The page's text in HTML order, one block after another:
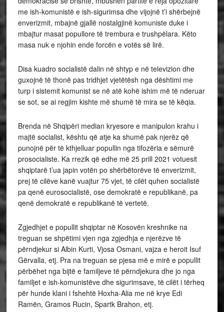
me ish-komunistë e ish-sigurimsa dhe vijojnë t’i shërbejnë
enverizmit, mbajnë gjallë nostalgjinë komuniste duke i
mbajtur masat popullore të trembura e trushpëlara. Këto
masa nuk e njohin ende forcën e votës së lirë.
Disa kuadro socialistë dalin në shtyp e në televizion dhe
guxojnë të thonë pas tridhjet vjetëtësh nga dështimi me
turp i sistemit komunist se në atë kohë ishim më të nderuar
se sot, se ai regjim kishte më shumë të mira se të këqia.
Brenda në Shqipëri median kryesore e manipulon krahu i
majtë socialist, kështu që atje ka shumë pak njerëz që
punojnë për të kthjelluar popullin nga tifozëria e sëmurë
prosocialiste. Ka rrezik që edhe më 25 prill 2021 votuesit
shqiptarë t’ua japin votën po shërbëtorëve të enverizmit,
prej të cilëve kanë vuajtur 75 vjet, të cilët quhen socialistë
pa qenë eurosocialistë, ose demokratë e republikanë, pa
qenë demokratë e republikanë të vertetë.
Zgjedhjet e popullit shqiptar në Kosovën kreshnike na
treguan se shpëtimi vjen nga zgjedhja e njerëzve të
përndjekur si Albin Kurti, Vjosa Osmani, vajza e heroit Isuf
Gërvalla, etj. Pra na treguan se pjesa më e mirë e popullit
përbëhet nga bijtë e familjeve të përndjekura dhe jo nga
familjet e ish-komunistëve dhe sigurimsave, të cilët i tërheq
për hunde klani i fshehtë Hoxha-Alia me në krye Edi
Ramën, Gramos Rucin, Spartk Brahon, etj.